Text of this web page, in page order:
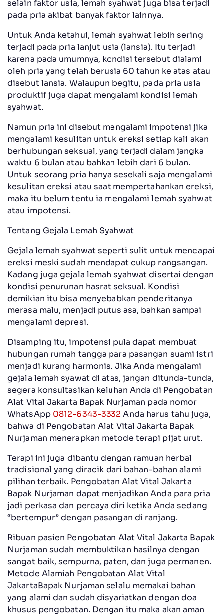
selain faktor usia, lemah syahwat juga bisa terjadi
pada pria akibat banyak faktor lainnya.
Untuk Anda ketahui, lemah syahwat lebih sering
terjadi pada pria lanjut usia (lansia). Itu terjadi
karena pada umumnya, kondisi tersebut dialami
oleh pria yang telah berusia 60 tahun ke atas atau
disebut lansia. Walaupun begitu, pada pria usia
produktif juga dapat mengalami kondisi lemah
syahwat.
Namun pria ini disebut mengalami impotensi jika
mengalami kesulitan untuk ereksi setiap kali akan
berhubungan seksual, yang terjadi dalam jangka
waktu 6 bulan atau bahkan lebih dari 6 bulan.
Untuk seorang pria hanya sesekali saja mengalami
kesulitan ereksi atau saat mempertahankan ereksi,
maka itu belum tentu ia mengalami lemah syahwat
atau impotensi.
Tentang Gejala Lemah Syahwat
Gejala lemah syahwat seperti sulit untuk mencapai
ereksi meski sudah mendapat cukup rangsangan.
Kadang juga gejala lemah syahwat disertai dengan
kondisi penurunan hasrat seksual. Kondisi
demikian itu bisa menyebabkan penderitanya
merasa malu, menjadi putus asa, bahkan sampai
mengalami depresi.
Disamping itu, impotensi pula dapat membuat
hubungan rumah tangga para pasangan suami istri
menjadi kurang harmonis. Jika Anda mengalami
gejala lemah syawat di atas, jangan ditunda-tunda,
segera konsultasikan keluhan Anda di Pengobatan
Alat Vital Jakarta Bapak Nurjaman pada nomor
WhatsApp 0812-6343-3332 Anda harus tahu juga,
bahwa di Pengobatan Alat Vital Jakarta Bapak
Nurjaman menerapkan metode terapi pijat urut.
Terapi ini juga dibantu dengan ramuan herbal
tradisional yang diracik dari bahan-bahan alami
pilihan terbaik. Pengobatan Alat Vital Jakarta
Bapak Nurjaman dapat menjadikan Anda para pria
jadi perkasa dan percaya diri ketika Anda sedang
“bertempur” dengan pasangan di ranjang.
Ribuan pasien Pengobatan Alat Vital Jakarta Bapak
Nurjaman sudah membuktikan hasilnya dengan
sangat baik, sempurna, paten, dan juga permanen.
Metode Alamiah Pengobatan Alat Vital
JakartaBapak Nurjaman selalu memakai bahan
yang alami dan sudah disyariatkan dengan doa
khusus pengobatan. Dengan itu maka akan aman